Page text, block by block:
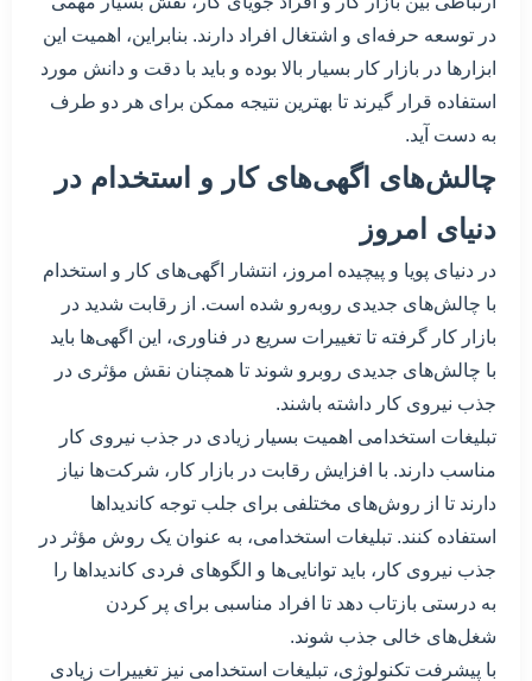
در توسعه حرفه‌ای و اشتغال افراد دارند. بنابراین، اهمیت این
ابزارها در بازار کار بسیار بالا بوده و باید با دقت و دانش مورد
استفاده قرار گیرند تا بهترین نتیجه ممکن برای هر دو طرف
به دست آید.
چالش‌های اگهی‌های کار و استخدام در
دنیای امروز
در دنیای پویا و پیچیده امروز، انتشار اگهی‌های کار و استخدام
با چالش‌های جدیدی روبه‌رو شده است. از رقابت شدید در
بازار کار گرفته تا تغییرات سریع در فناوری، این اگهی‌ها باید
با چالش‌های جدیدی روبرو شوند تا همچنان نقش مؤثری در
جذب نیروی کار داشته باشند.
تبلیغات استخدامی اهمیت بسیار زیادی در جذب نیروی کار
مناسب دارند. با افزایش رقابت در بازار کار، شرکت‌ها نیاز
دارند تا از روش‌های مختلفی برای جلب توجه کاندیداها
استفاده کنند. تبلیغات استخدامی، به عنوان یک روش مؤثر در
جذب نیروی کار، باید توانایی‌ها و الگوهای فردی کاندیداها را
به درستی بازتاب دهد تا افراد مناسبی برای پر کردن
شغل‌های خالی جذب شوند.
با پیشرفت تکنولوژی، تبلیغات استخدامی نیز تغییرات زیادی